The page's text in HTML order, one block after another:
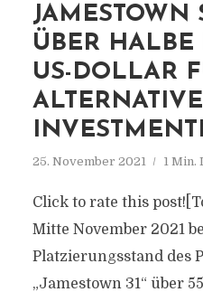
JAMESTOWN
ÜBER
US-DOLLAR
25. November 2021 1 Min.
Click to rate this
Mitte November 2021
Platzierungsstand des
„Jamestown 31“ über